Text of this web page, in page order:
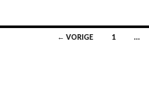
← VORIGE 1 …